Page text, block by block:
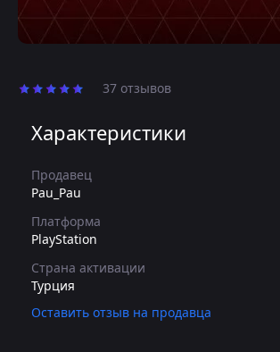
37 отзывов
Характеристики
Продавец
Pau_Pau
Платформа
PlayStation
Страна активации
Турция
Оставить отзыв на продавца